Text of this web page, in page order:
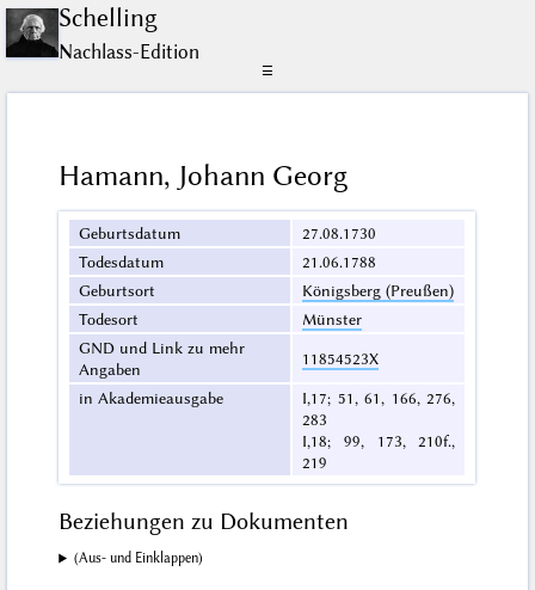
Schelling
Nachlass-Edition
☰
Hamann, Johann Georg
Geburtsdatum
27.08.1730
Todesdatum
21.06.1788
Geburtsort
Königsberg (Preußen)
Todesort
Münster
GND und Link zu mehr
Angaben
11854523X
in Akademieausgabe
I,17; 51, 61, 166, 276,
283
I,18; 99, 173, 210f.,
219
Beziehungen zu Dokumenten
(Aus- und Einklappen)